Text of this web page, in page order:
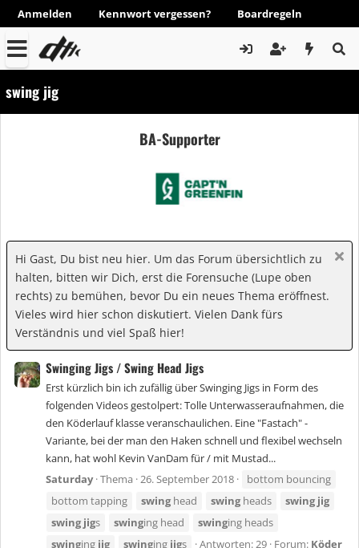
Anmelden Kennwort vergessen? Boardregeln
swing jig
BA-Supporter
Hi Gast, Du bist neu hier. Um das Forum übersichtlich zu
halten, bitten wir Dich, erst die Forensuche (Lupe oben
rechts) zu bemühen, bevor Du ein neues Thema eröffnest.
Vieles wird hier schon diskutiert. Vielen Dank fürs
Verständnis und viel Spaß hier!
Swinging Jigs / Swing Head Jigs
Erst kürzlich bin ich zufällig über Swinging Jigs in Form des
folgenden Videos gestolpert: Tolle Unterwasseraufnahmen, die
den Köderlauf klasse veranschaulichen. Eine "Fastach" -
Variante, bei der man den Haken schnell und flexibel wechseln
kann, hat wohl Kevin VanDam für / mit Mustad...
Saturday Thema 26. September 2018
bottom bouncing
bottom tapping
swing head swing heads swing jig
swing jigs swinging head swinging heads
swinging jig swinging jigs Antworten: 29 Forum: Köder